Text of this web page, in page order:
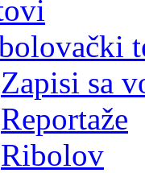
Zapisi sa
Reportaže
Ribolov